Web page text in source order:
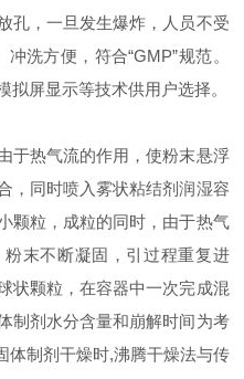
孔，一旦发生爆炸，人员不受
冲洗方便，符合“GMP”规范。
拟屏显示等技术供用户选择。
于热气流的作用，使粉末悬浮
，同时喷入雾状粘结剂润湿容
颗粒，成粒的同时，由于热气
末不断凝固，引过程重复进
状颗粒，在容器中一次完成混
制剂水分含量和崩解时间为考
体制剂干燥时,沸腾干燥法与传